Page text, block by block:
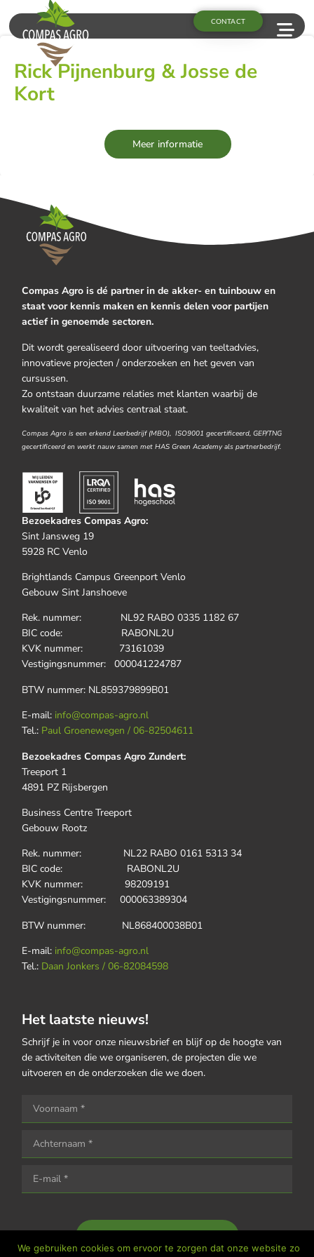
CONTACT
Rick Pijnenburg & Josse de
Kort
Meer informatie
Compas Agro is dé partner in de akker- en tuinbouw en
staat voor kennis maken en kennis delen voor partijen
actief in genoemde sectoren.
Dit wordt gerealiseerd door uitvoering van teeltadvies,
innovatieve projecten / onderzoeken en het geven van
cursussen.
Zo ontstaan duurzame relaties met klanten waarbij de
kwaliteit van het advies centraal staat.
Compas Agro is een erkend Leerbedrijf (MBO), ISO9001 gecertificeerd, GEP/TNG
gecertificeerd en werkt nauw samen met HAS Green Academy als partnerbedrijf.
Bezoekadres Compas Agro:
Sint Jansweg 19
5928 RC Venlo
Brightlands Campus Greenport Venlo
Gebouw Sint Janshoeve
Rek. nummer: NL92 RABO 0335 1182 67
BIC code: RABONL2U
KVK nummer: 73161039
Vestigingsnummer: 000041224787
BTW nummer: NL859379899B01
E-mail: info@compas-agro.nl
Tel.: Paul Groenewegen / 06-82504611
Bezoekadres Compas Agro Zundert:
Treeport 1
4891 PZ Rijsbergen
Business Centre Treeport
Gebouw Rootz
Rek. nummer: NL22 RABO 0161 5313 34
BIC code: RABONL2U
KVK nummer: 98209191
Vestigingsnummer: 000063389304
BTW nummer: NL868400038B01
E-mail: info@compas-agro.nl
Tel.: Daan Jonkers / 06-82084598
Het laatste nieuws!
Schrijf je in voor onze nieuwsbrief en blijf op de hoogte van
de activiteiten die we organiseren, de projecten die we
uitvoeren en de onderzoeken die we doen.
We gebruiken cookies om ervoor te zorgen dat onze website zo